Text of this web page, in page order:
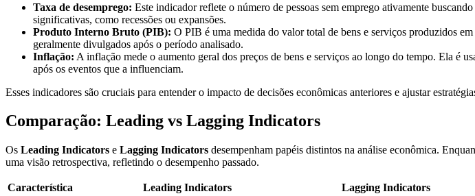
Taxa de desemprego: Este indicador reflete o número de pessoas sem emprego ativamente
significativas, como recessões ou expansões.
Produto Interno Bruto (PIB): O PIB é uma medida do valor total de bens e serviços produzidos
geralmente divulgados após o período analisado.
Inflação: A inflação mede o aumento geral dos preços de bens e serviços ao longo do tempo. Ela é
após os eventos que a influenciam.
Esses indicadores são cruciais para entender o impacto de decisões econômicas anteriores e ajustar
Comparação: Leading vs Lagging Indicators
Os Leading Indicators e Lagging Indicators desempenham papéis distintos na análise econômica.
uma visão retrospectiva, refletindo o desempenho passado.
Característica Leading Indicators
Lagging Indicators